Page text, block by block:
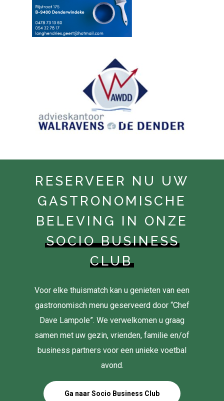
RESERVEER NU UW
GASTRONOMISCHE
BELEVING IN ONZE
SOCIO BUSINESS
CLUB
Voor elke thuismatch kan u genieten van een
gastronomisch menu geserveerd door “Chef
Dave Lampole”. We verwelkomen u graag
samen met uw gezin, vrienden, familie en/of
business partners voor een unieke voetbal
avond.
Ga naar Socio Business Club